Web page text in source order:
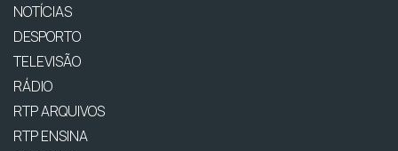
NOTÍCIAS
DESPORTO
TELEVISÃO
RÁDIO
RTP ARQUIVOS
RTP ENSINA